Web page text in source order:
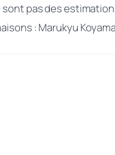
pas des
: Marukyu